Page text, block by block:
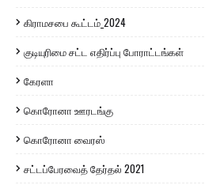
கிராமசபை கூட்டம்_2024
குடியுரிமை சட்ட எதிர்ப்பு போராட்டங்கள்
கேரளா
கொரோனா ஊரடங்கு
கொரோனா வைரஸ்
சட்டப்பேரவைத் தேர்தல் 2021